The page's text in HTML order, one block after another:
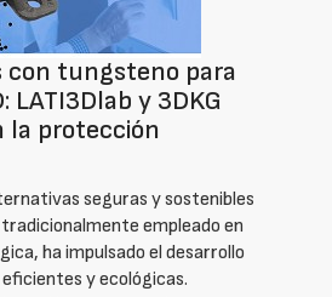
con tungsteno para
LATI3Dlab y 3DKG
la protección
seguras y sostenibles
empleado en
ha impulsado el desarrollo
y ecológicas.